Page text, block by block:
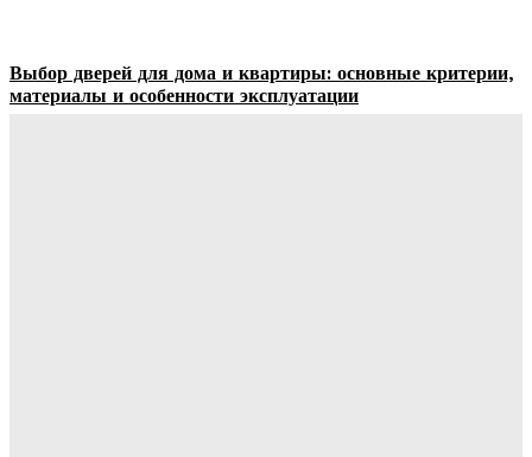
Выбор дверей для дома и квартиры: основные критерии,
материалы и особенности эксплуатации